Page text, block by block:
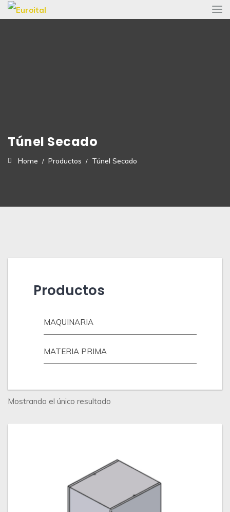
Túnel Secado
Home Productos Túnel Secado
Productos
MAQUINARIA
MATERIA PRIMA
Mostrando el único resultado